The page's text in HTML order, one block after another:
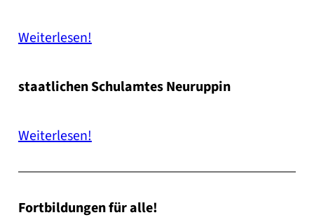
Wei­ter­le­sen!
staat­li­chen Schul­am­tes Neu­rup­pin
Wei­ter­le­sen!
Fort­bil­dun­gen für alle!